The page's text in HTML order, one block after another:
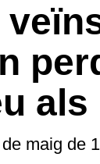
de maig de